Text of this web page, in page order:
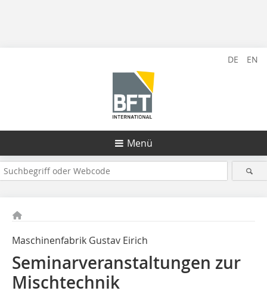
DE EN
Menü
Maschinenfabrik Gustav Eirich
Seminarveranstaltungen zur
Mischtechnik